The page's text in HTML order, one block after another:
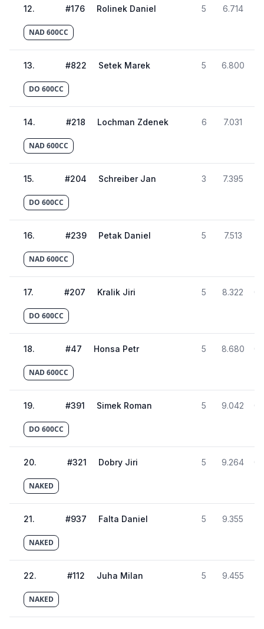
12. #176 Rolinek Daniel 5 6.714
NAD 600CC
13. #822 Setek Marek 5 6.800
DO 600CC
14. #218 Lochman Zdenek 6 7.031
NAD 600CC
15. #204 Schreiber Jan 3 7.395
DO 600CC
16. #239 Petak Daniel 5 7.513
NAD 600CC
17. #207 Kralik Jiri 5 8.322
DO 600CC
18. #47 Honsa Petr 5 8.680
NAD 600CC
19. #391 Simek Roman 5 9.042
DO 600CC
20. #321 Dobry Jiri 5 9.264
NAKED
21. #937 Falta Daniel 5 9.355
NAKED
22. #112 Juha Milan 5 9.455
NAKED